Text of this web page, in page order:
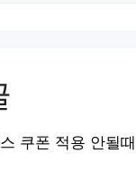
쿠폰 적용 안될